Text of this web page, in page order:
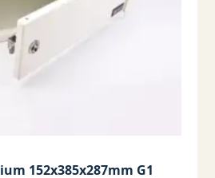
152x385x287mm G1